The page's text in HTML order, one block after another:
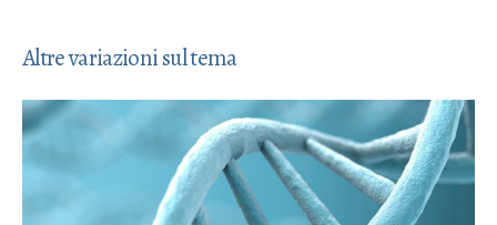
Altre variazioni sul tema